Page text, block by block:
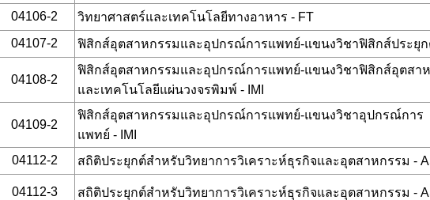
04106-2
วิทยาศาสตร์และเทคโนโลยีทางอาหาร - FT
04107-2
ฟิสิกส์อุตสาหกรรมและอุปกรณ์การแพทย์-แขนงวิชาฟิสิกส์ประยุกต์
04108-2
ฟิสิกส์อุตสาหกรรมและอุปกรณ์การแพทย์-แขนงวิชาฟิสิกส์อุตสา
และเทคโนโลยีแผ่นวงจรพิมพ์ - IMI
04109-2
ฟิสิกส์อุตสาหกรรมและอุปกรณ์การแพทย์-แขนงวิชาอุปกรณ์การ
แพทย์ - IMI
04112-2 สถิติประยุกต์สำหรับวิทยาการวิเคราะห์ธุรกิจและอุตสาหกรรม -
04112-3 สถิติประยุกต์สำหรับวิทยาการวิเคราะห์ธุรกิจและอุตสาหกรรม -